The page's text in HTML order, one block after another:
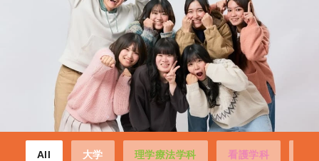
All 大学 理学療法学科 看護学科